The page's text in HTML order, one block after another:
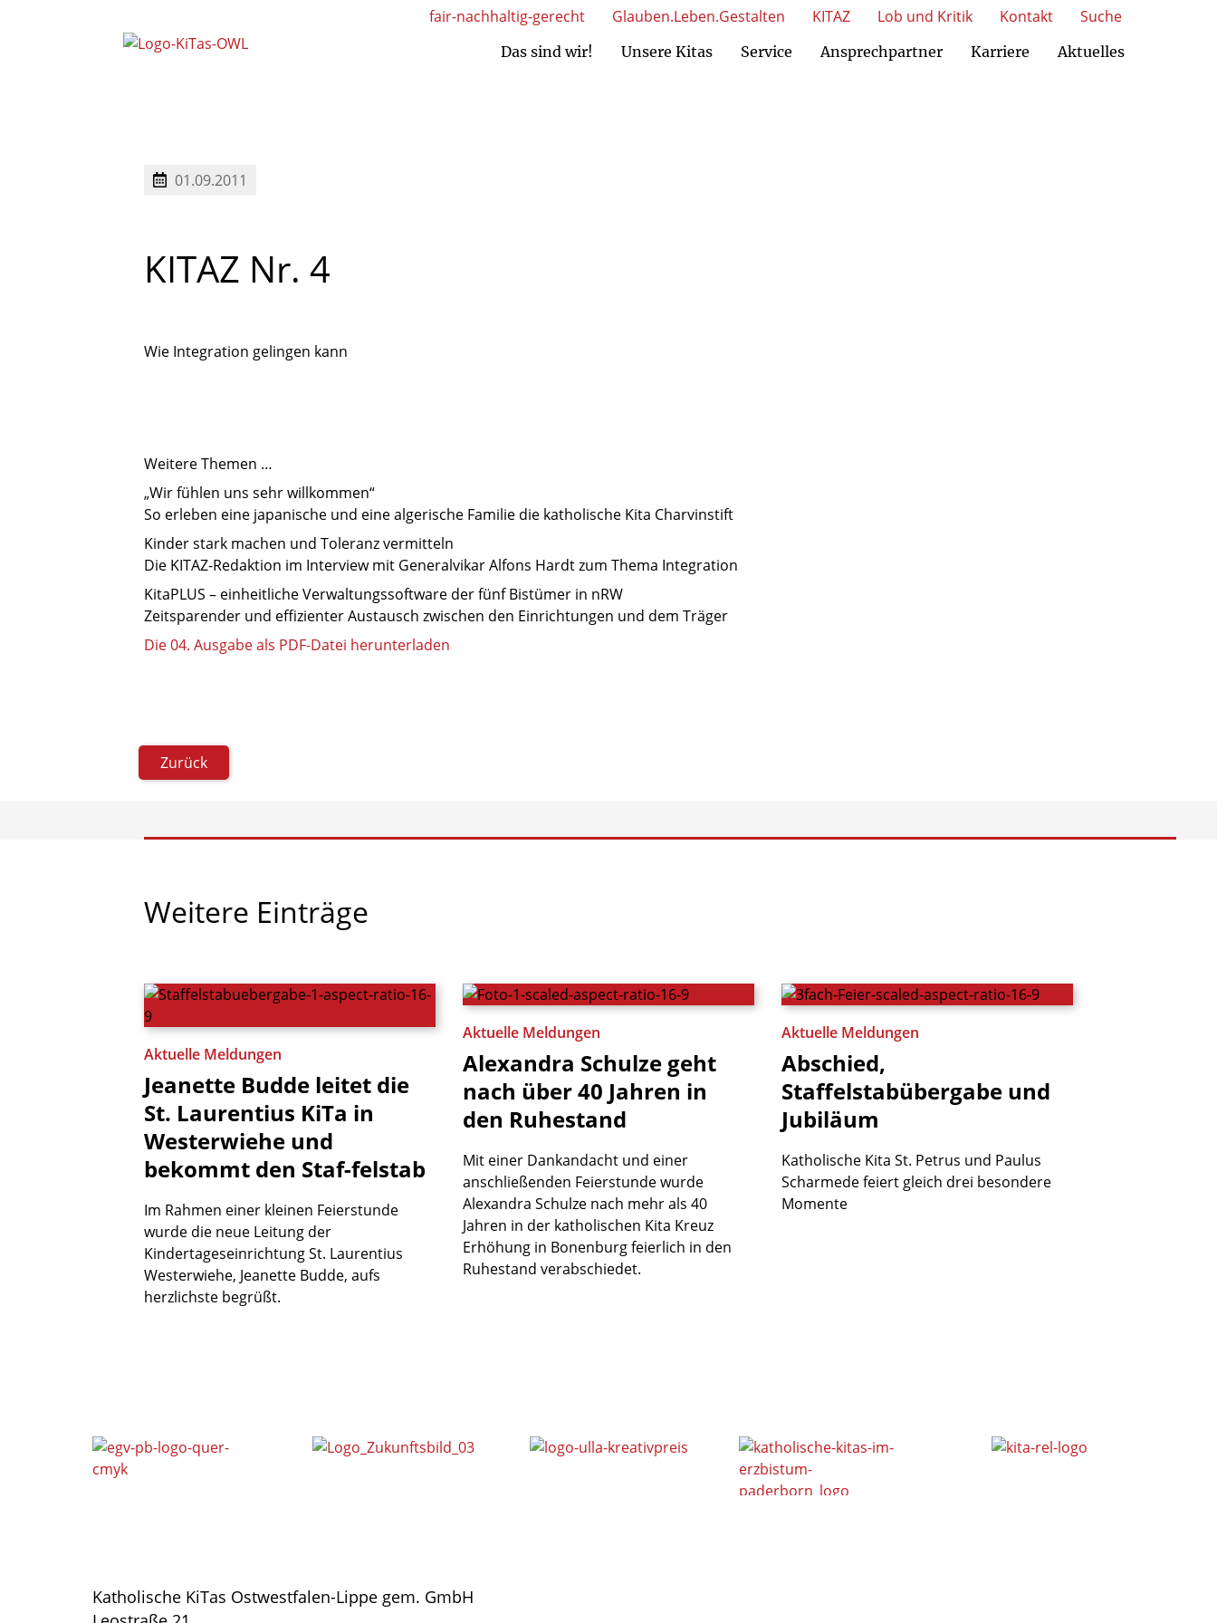
Das sind wir! Unsere Kitas Service Ansprechpartner Karriere Aktuelles
fair-nachhaltig-gerecht Glauben.Leben.Gestalten KITAZ Lob und Kritik Kontakt Suche
01.09.2011
KITAZ Nr. 4
Wie Integration gelingen kann
Weitere Themen …
„Wir fühlen uns sehr willkommen“
So erleben eine japanische und eine algerische Familie die katholische Kita Charvinstift
Kinder stark machen und Toleranz vermitteln
Die KITAZ-Redaktion im Interview mit Generalvikar Alfons Hardt zum Thema Integration
KitaPLUS – einheitliche Verwaltungssoftware der fünf Bistümer in nRW
Zeitsparender und effizienter Austausch zwischen den Einrichtungen und dem Träger
Die 04. Ausgabe als PDF-Datei herunterladen
Zurück
Weitere Einträge
Aktuelle Meldungen
Jeanette Budde leitet die
St. Laurentius KiTa in
Westerwiehe und
bekommt den Staf-felstab
Im Rahmen einer kleinen Feierstunde
wurde die neue Leitung der
Kindertageseinrichtung St. Laurentius
Westerwiehe, Jeanette Budde, aufs
herzlichste begrüßt.
Aktuelle Meldungen
Alexandra Schulze geht
nach über40 Jahren in
den Ruhestand
Mit einer Dankandacht und einer
anschließenden Feierstunde wurde
Alexandra Schulze nach mehr als 40
Jahren in der katholischen Kita Kreuz
Erhöhung in Bonenburg feierlich in den
Ruhestand verabschiedet.
Aktuelle Meldungen
Abschied,
Staffelstabübergabe und
Jubiläum
Katholische Kita St. Petrus und Paulus
Scharmede feiert gleich drei besondere
Momente
Katholische KiTas Ostwestfalen-Lippe gem. GmbH